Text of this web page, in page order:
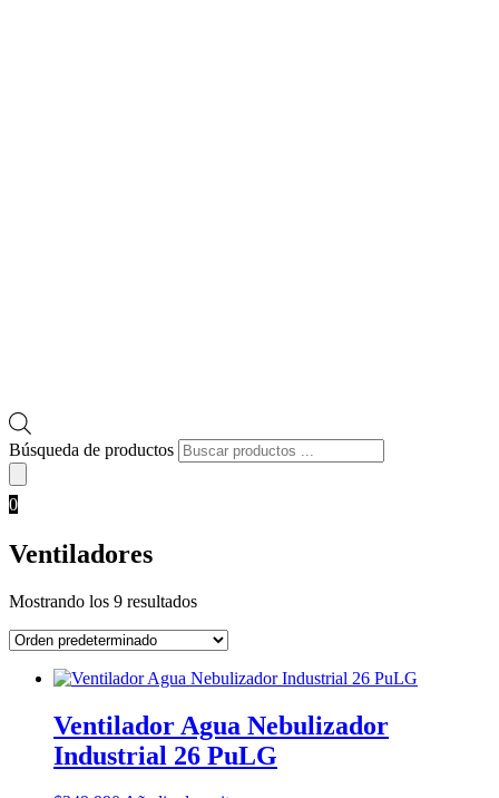
Búsqueda de productos
0
Ventiladores
Mostrando los 9 resultados
Ventilador Agua Nebulizador
Industrial 26 PuLG